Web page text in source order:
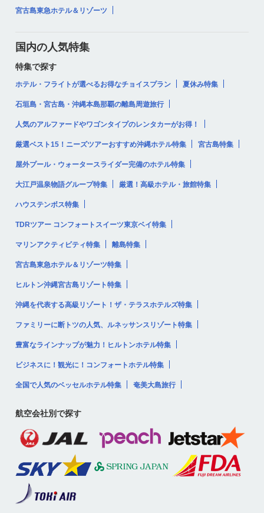
宮古島東急ホテル＆リゾーツ
国内の人気特集
特集で探す
ホテル・フライトが選べるお得なチョイスプラン 夏休み特集
石垣島・宮古島・沖縄本島那覇の離島周遊旅行
人気のアルファードやワゴンタイプのレンタカーがお得！
厳選ベスト15！ニーズツアーおすすめ沖縄ホテル特集 宮古島特集
屋外プール・ウォータースライダー完備のホテル特集
大江戸温泉物語グループ特集 厳選！高級ホテル・旅館特集
ハウステンボス特集
TDRツアー コンフォートスイーツ東京ベイ特集
マリンアクティビティ特集 離島特集
宮古島東急ホテル＆リゾーツ特集
ヒルトン沖縄宮古島リゾート特集
沖縄を代表する高級リゾート！ザ・テラスホテルズ特集
ファミリーに断トツの人気、ルネッサンスリゾート特集
豊富なラインナップが魅力！ヒルトンホテル特集
ビジネスに！観光に！コンフォートホテル特集
全国で人気のベッセルホテル特集 奄美大島旅行
航空会社別で探す